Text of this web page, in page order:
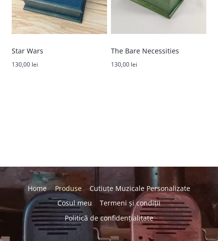
Star Wars
130,00 lei
The Bare Necessities
130,00 lei
Home Produse
Cutiuțe Muzicale Personalizate
Cosul meu
Termeni și condiții
Politică de confidențialitate